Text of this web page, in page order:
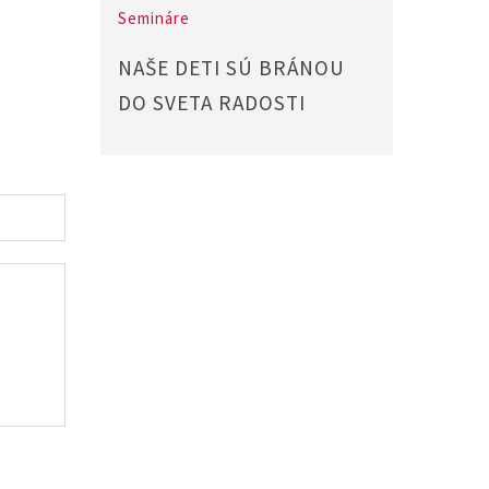
Semináre
NAŠE DETI SÚ BRÁNOU
DO SVETA RADOSTI